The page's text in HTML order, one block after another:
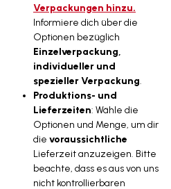
Verpackungen hinzu.
Informiere dich über die
Optionen bezüglich
Einzelverpackung,
individueller und
spezieller Verpackung.
Produktions- und
Lieferzeiten: Wähle die
Optionen und Menge, um dir
die voraussichtliche
Lieferzeit anzuzeigen. Bitte
beachte, dass es aus von uns
nicht kontrollierbaren